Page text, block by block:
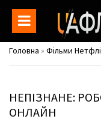
Головна » Фільми
НЕПІЗНАНЕ:
ОНЛАЙН